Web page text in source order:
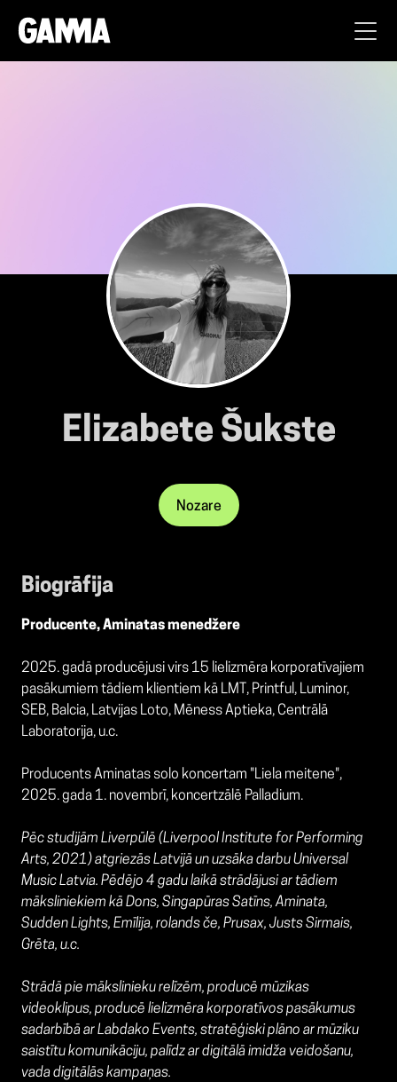
Elizabete Šukste
Nozare
Biogrāfija
Producente, Aminatas menedžere
2025. gadā producējusi virs 15 lielizmēra korporatīvajiem
pasākumiem tādiem klientiem kā LMT, Printful, Luminor,
SEB, Balcia, Latvijas Loto, Mēness Aptieka, Centrālā
Laboratorija, u.c.
Producents Aminatas solo koncertam "Liela meitene",
2025. gada 1. novembrī, koncertzālē Palladium.
Pēc studijām Liverpūlē (Liverpool Institute for Performing
Arts, 2021) atgriezās Latvijā un uzsāka darbu Universal
Music Latvia. Pēdējo 4 gadu laikā strādājusi ar tādiem
māksliniekiem kā Dons, Singapūras Satīns, Aminata,
Sudden Lights, Emīlija, rolands če, Prusax, Justs Sirmais,
Grēta, u.c.
Strādā pie mākslinieku relīzēm, producē mūzikas
videoklipus, producē lielizmēra korporatīvos pasākumus
sadarbībā ar Labdako Events, stratēģiski plāno ar mūziku
saistītu komunikāciju, palīdz ar digitālā imidža veidošanu,
vada digitālās kampaņas.